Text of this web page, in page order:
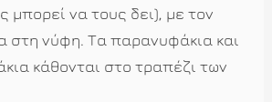
μπορεί να τους δει), με τον
στη νύφη. Τα παρανυφάκια και
κάθονται στο τραπέζι των